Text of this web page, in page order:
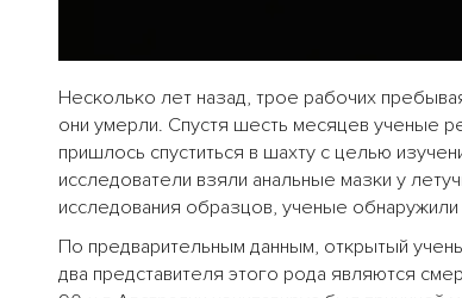
Несколько лет назад, трое рабочих
они умерли. Спустя шесть месяцев ученые
пришлось спуститься в шахту с целью
исследователи взяли анальные мазки у
исследования образцов, ученые
По предварительным данным, открытый
два представителя этого рода являются